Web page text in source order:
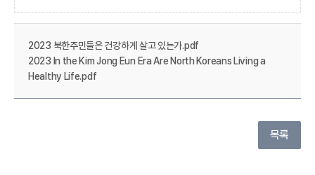
2023 북한주민들은 건강하게 살고 있는가.pdf
2023 In the Kim Jong Eun Era Are North Koreans Living a
Healthy Life.pdf
목록